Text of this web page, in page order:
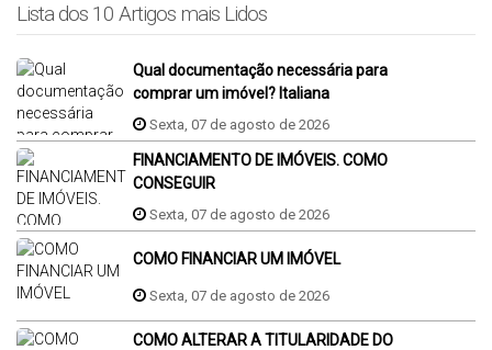
Lista dos 10 Artigos mais Lidos
Qual documentação necessária para
comprar um imóvel? Italiana
Consultoria responde:
Sexta, 07 de agosto de 2026
FINANCIAMENTO DE IMÓVEIS. COMO
CONSEGUIR
Sexta, 07 de agosto de 2026
COMO FINANCIAR UM IMÓVEL
Sexta, 07 de agosto de 2026
COMO ALTERAR A TITULARIDADE DO